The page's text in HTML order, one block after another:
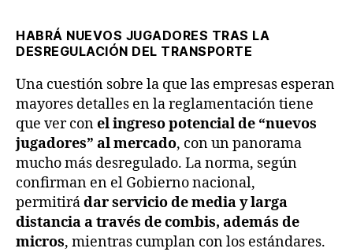
HABRÁ NUEVOS JUGADORES TRAS LA
DESREGULACIÓN DEL TRANSPORTE
Una cuestión sobre la que las empresas esperan
mayores detalles en la reglamentación tiene
que ver conel ingreso potencial de “nuevos
jugadores” al mercado, con un panorama
mucho más desregulado. La norma, según
confirman en el Gobierno nacional,
permitirádar servicio de media y larga
distancia a través de combis, además de
micros, mientras cumplan con los estándares.